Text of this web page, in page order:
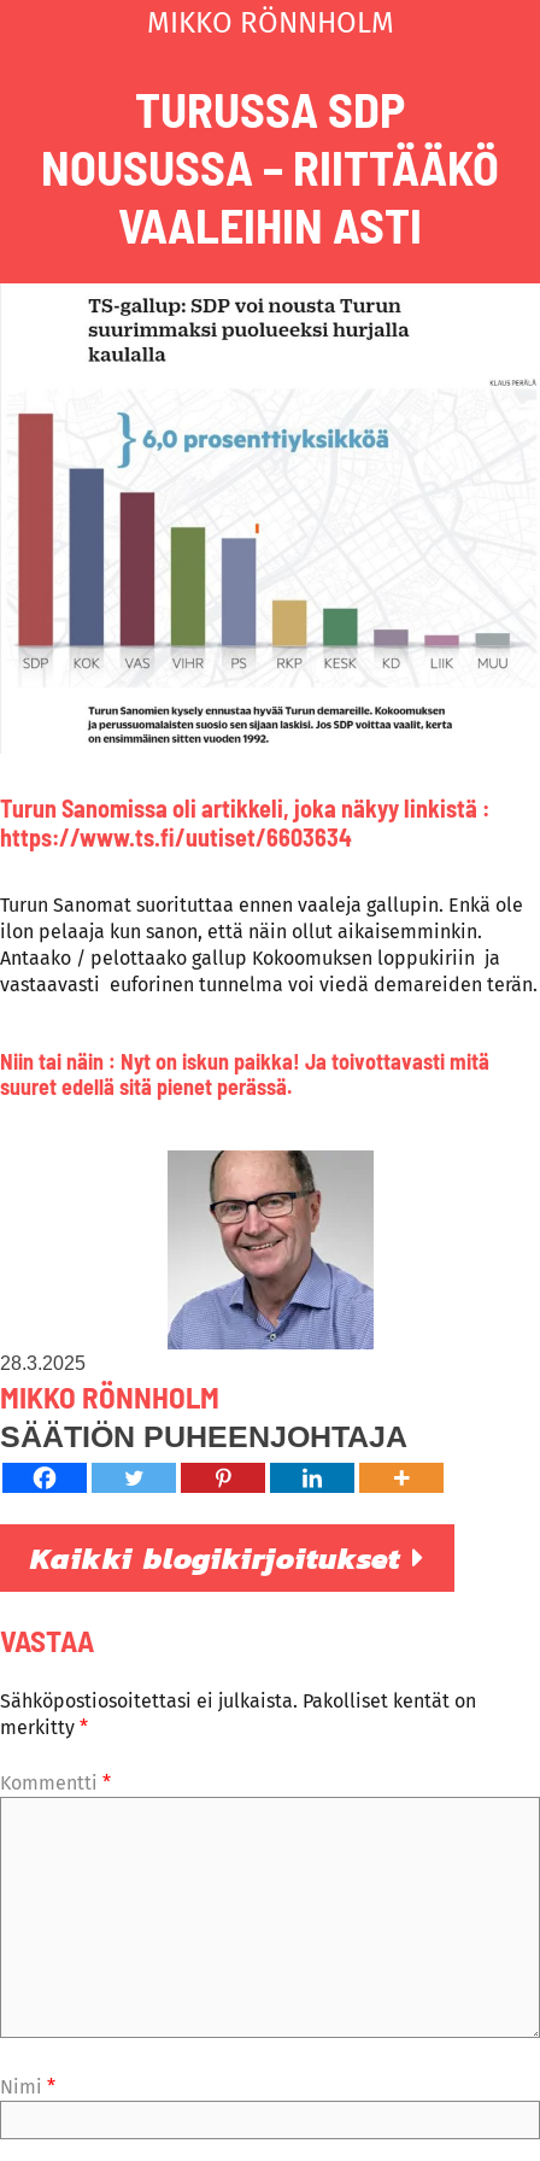
MIKKO RÖNNHOLM
TURUSSA SDP
NOUSUSSA – RIITTÄÄKÖ
VAALEIHIN ASTI
Turun Sanomissa oli artikkeli, joka näkyy linkistä :
https://www.ts.fi/uutiset/6603634
Turun Sanomat suorituttaa ennen vaaleja gallupin. Enkä ole
ilon pelaaja kun sanon, että näin ollut aikaisemminkin.
Antaako / pelottaako gallup Kokoomuksen loppukiriin ja
vastaavasti euforinen tunnelma voi viedä demareiden terän.
Niin tai näin : Nyt on iskun paikka! Ja toivottavasti mitä
suuret edellä sitä pienet perässä.
28.3.2025
MIKKO RÖNNHOLM
SÄÄTIÖN PUHEENJOHTAJA
Kaikki blogikirjoitukset
VASTAA
Sähköpostiosoitettasi ei julkaista. Pakolliset kentät on
merkitty *
Kommentti *
Nimi *